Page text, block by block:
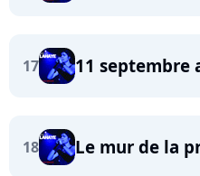
17 11 septembre
18 Le mur de la